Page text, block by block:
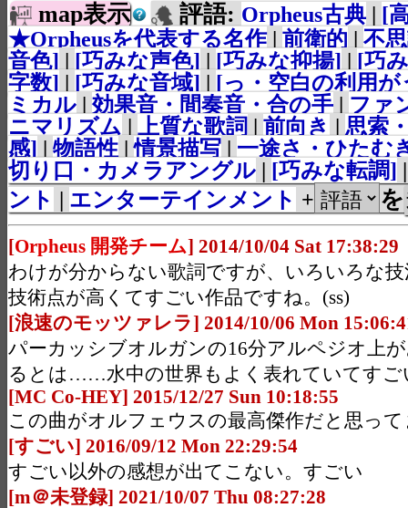
map表示 評語: Orpheus古典 | [
★Orpheusを代表する名作| 前衛的 | 不
音色] | [巧みな声色] | [巧みな抑揚] | [巧
字数] | [巧みな音域] | [っ・空白の利用
ミカル | 効果音・間奏音・合の手 | ファ
ニマリズム | 上質な歌詞 | 前向き | 思索
感] | 物語性 |情景描写 | 一途さ・ひたむ
切り口・カメラアングル | [巧みな転調]
ント | エンターテインメント + を
[Orpheus 開発チーム] 2014/10/04 Sat 17:38:29
わけが分からない歌詞ですが、いろいろな
技術点が高くてすごい作品ですね。(ss)
[浪速のモッツァレラ] 2014/10/06 Mon
パーカッシブオルガンの16分アルペジオ上
るとは……水中の世界もよく表れていてすご
[MC Co-HEY] 2015/12/27 Sun 10:18:55
この曲がオルフェウスの最高傑作だと思っ
[すごい] 2016/09/12 Mon 22:29:54
すごい以外の感想が出てこない。すごい
[m＠未登録] 2021/10/07 Thu 08:27:28